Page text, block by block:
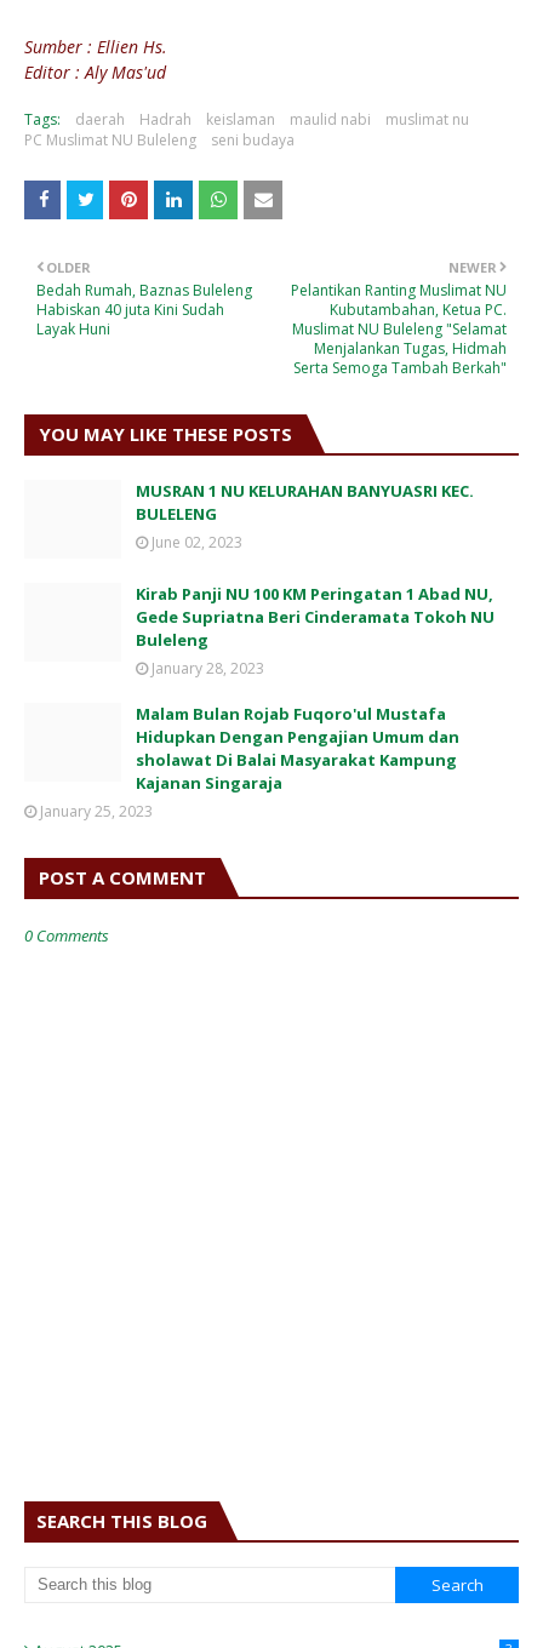
Sumber : Ellien Hs.
Editor : Aly Mas'ud
Tags: daerah Hadrah keislaman maulid nabi
muslimat nu
PC Muslimat NU Buleleng
seni budaya
NEWER
Pelantikan Ranting Muslimat NU
Kubutambahan, Ketua PC.
Muslimat NU Buleleng "Selamat
Menjalankan Tugas, Hidmah
Serta Semoga Tambah Berkah"
OLDER
Bedah Rumah, Baznas Buleleng
Habiskan 40 juta Kini Sudah
Layak Huni
YOU MAY LIKE THESE POSTS
MUSRAN 1 NU KELURAHAN BANYUASRI KEC.
BULELENG
June 02, 2023
Kirab Panji NU 100 KM Peringatan 1 Abad NU,
Gede Supriatna Beri Cinderamata Tokoh NU
Buleleng
January 28, 2023
Malam Bulan Rojab Fuqoro'ul Mustafa
Hidupkan Dengan Pengajian Umum dan
sholawat Di Balai Masyarakat Kampung
Kajanan Singaraja
January 25, 2023
POST A COMMENT
0 Comments
SEARCH THIS BLOG